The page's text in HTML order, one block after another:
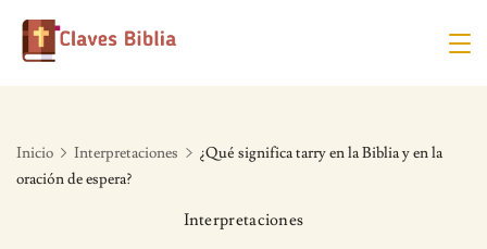
Skip
Inicio Interpretaciones
¿Qué significa tarry en la Biblia y en la
oración de espera?
Interpretaciones